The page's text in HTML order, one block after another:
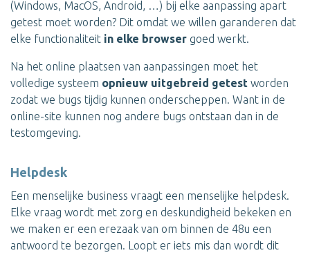
(Windows, MacOS, Android, …) bij elke aanpassing apart
getest moet worden? Dit omdat we willen garanderen dat
elke functionaliteit in elke browser goed werkt.
Na het online plaatsen van aanpassingen moet het
volledige systeem opnieuw uitgebreid getest worden
zodat we bugs tijdig kunnen onderscheppen. Want in de
online-site kunnen nog andere bugs ontstaan dan in de
testomgeving.
Helpdesk
Een menselijke business vraagt een menselijke helpdesk.
Elke vraag wordt met zorg en deskundigheid bekeken en
we maken er een erezaak van om binnen de 48u een
antwoord te bezorgen. Loopt er iets mis dan wordt dit